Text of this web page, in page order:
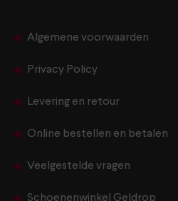
Algemene voorwaarden
Privacy Policy
Levering en retour
Online bestellen en betalen
Veelgestelde vragen
Schoenenwinkel Geldrop